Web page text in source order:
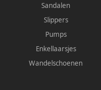
Sandalen
Slippers
Pumps
Enkellaarsjes
Wandelschoenen